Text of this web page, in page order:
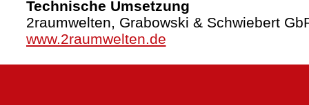
Technische Umsetzung
2raumwelten, Grabowski & Schwiebert
www.2raumwelten.de